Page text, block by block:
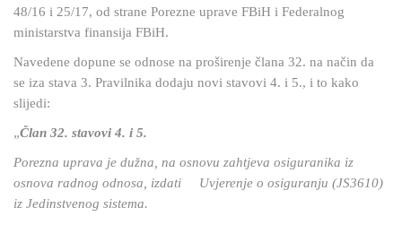
48/16 i 25/17, od strane Porezne uprave FBiH i Federalnog
ministarstva finansija FBiH.
Navedene dopune se odnose na proširenje člana 32. na način da
se iza stava 3. Pravilnika dodaju novi stavovi 4. i 5., i to kako
slijedi:
„Član 32. stavovi 4. i 5.
Porezna uprava je dužna, na osnovu zahtjeva osiguranika iz
osnova radnog odnosa, izdati Uvjerenje o osiguranju (JS3610)
iz Jedinstvenog sistema.